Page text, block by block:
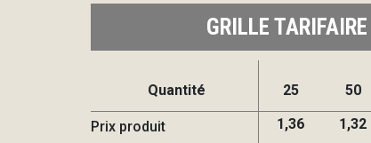
GRILLE TARIFAIRE
Quantité 25 50
Prix produit 1,36 1,32